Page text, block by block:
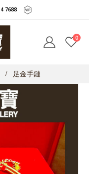
7688
0
足金手鏈